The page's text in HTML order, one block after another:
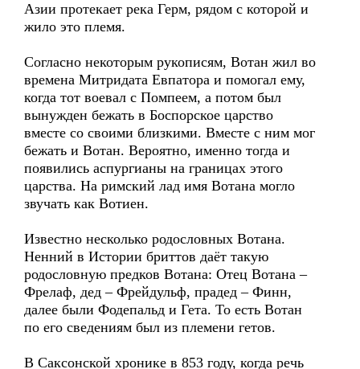
Азии протекает река Герм, рядом с которой и
жило это племя.
Согласно некоторым рукописям, Вотан жил во
времена Митридата Евпатора и помогал ему,
когда тот воевал с Помпеем, а потом был
вынужден бежать в Боспорское царство
вместе со своими близкими. Вместе с ним мог
бежать и Вотан. Вероятно, именно тогда и
появились аспургианы на границах этого
царства. На римский лад имя Вотана могло
звучать как Вотиен.
Известно несколько родословных Вотана.
Ненний в Истории бриттов даёт такую
родословную предков Вотана: Отец Вотана –
Фрелаф, дед – Фрейдульф, прадед – Финн,
далее были Фодепальд и Гета. То есть Вотан
по его сведениям был из племени гетов.
В Саксонской хронике в 853 году, когда речь